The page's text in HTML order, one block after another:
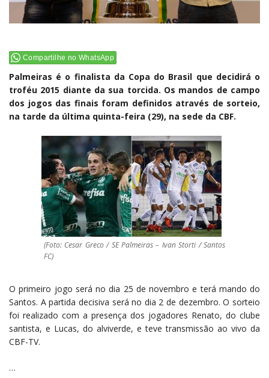
Compartilhe no WhatsApp
Palmeiras é o finalista da Copa do Brasil que decidirá o
troféu 2015 diante da sua torcida. Os mandos de campo
dos jogos das finais foram definidos através de sorteio,
na tarde da última quinta-feira (29), na sede da CBF.
(Foto: Cesar Greco / SE Palmeiras – Ivan Storti / Santos
FC)
O primeiro jogo será no dia 25 de novembro e terá mando do
Santos. A partida decisiva será no dia 2 de dezembro. O sorteio
foi realizado com a presença dos jogadores Renato, do clube
santista, e Lucas, do alviverde, e teve transmissão ao vivo da
CBF-TV.
…